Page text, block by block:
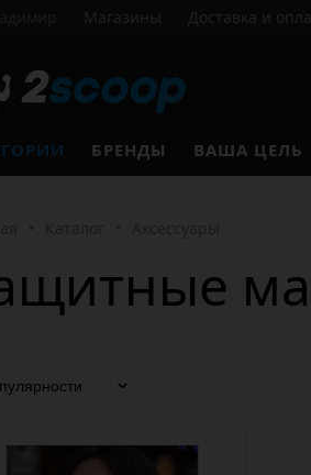
Магазины Доставка и
БРЕНДЫ ВАША ЦЕЛЬ